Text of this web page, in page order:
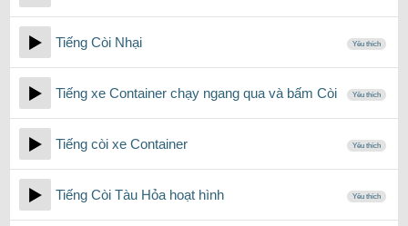
Tiếng Còi Nhại Yêu thích
Tiếng xe Container chạy ngang qua và bấm Còi Yêu thích
Tiếng còi xe Container Yêu thích
Tiếng Còi Tàu Hỏa hoạt hình Yêu thích